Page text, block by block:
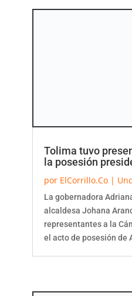
Tolima tuvo
la posesión
por ElCorrillo.Co|
La gobernadora
alcaldesa Johana
representantes a la
el acto de posesión de